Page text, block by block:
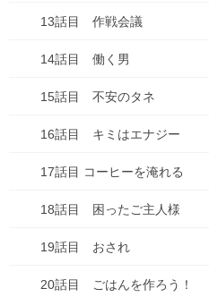
13話目 作戦会議
14話目 働く男
15話目 不安のタネ
16話目 キミはエナジー
17話目 コーヒーを淹れる
18話目 困ったご主人様
19話目 おされ
20話目 ごはんを作ろう！